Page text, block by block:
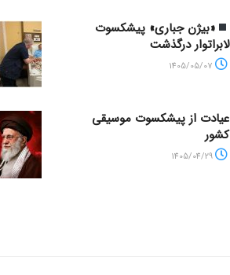
«بیژن جباری» پیشکسوت
لابراتوار درگذشت
عیادت از پیشکسوت موسیقی
کشور